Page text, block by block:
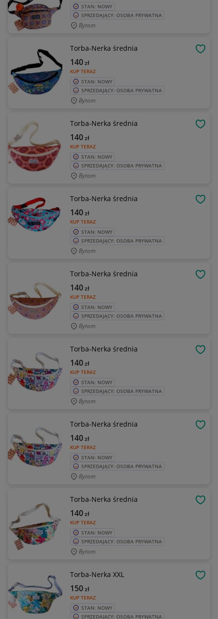
STAN: NOWY
SPRZEDAJĄCY: OSOBA PRYWATNA
Bytom
Torba-Nerka średnia
KUP TERAZ
140zł
STAN: NOWY
SPRZEDAJĄCY: OSOBA PRYWATNA
Bytom
Torba-Nerka średnia
KUP TERAZ
140zł
STAN: NOWY
SPRZEDAJĄCY: OSOBA PRYWATNA
Bytom
Torba-Nerka średnia
KUP TERAZ
140zł
STAN: NOWY
SPRZEDAJĄCY: OSOBA PRYWATNA
Bytom
Torba-Nerka średnia
KUP TERAZ
140zł
STAN: NOWY
SPRZEDAJĄCY: OSOBA PRYWATNA
Bytom
Torba-Nerka średnia
KUP TERAZ
140zł
STAN: NOWY
SPRZEDAJĄCY: OSOBA PRYWATNA
Bytom
Torba-Nerka średnia
KUP TERAZ
140zł
STAN: NOWY
SPRZEDAJĄCY: OSOBA PRYWATNA
Bytom
Torba-Nerka średnia
KUP TERAZ
140zł
STAN: NOWY
SPRZEDAJĄCY: OSOBA PRYWATNA
Bytom
Torba-Nerka XXL
KUP TERAZ
150zł
STAN: NOWY
SPRZEDAJĄCY: OSOBA PRYWATNA